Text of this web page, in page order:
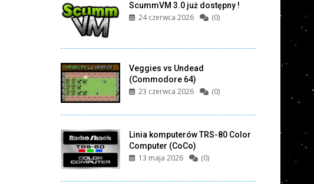
ScummVM 3.0 już dostępny !
24 czerwca 2026 (0)
Veggies vs Undead
(Commodore 64)
23 czerwca 2026 (0)
Linia komputerów TRS-80 Color
Computer (CoCo)
13 maja 2026 (0)